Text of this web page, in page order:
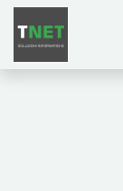
Passa al